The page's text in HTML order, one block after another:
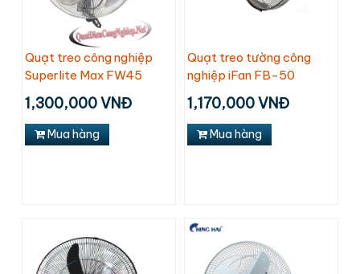
Quạt treo công nghiệp
Superlite Max FW45
1,300,000 VNĐ
Mua hàng
Quạt treo tường công
nghiệp iFan FB-50
1,170,000 VNĐ
Mua hàng